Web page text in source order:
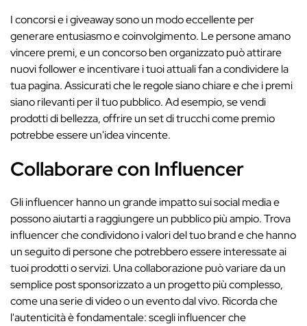
I concorsi e i giveaway sono un modo eccellente per
generare entusiasmo e coinvolgimento. Le persone amano
vincere premi, e un concorso ben organizzato può attirare
nuovi follower e incentivare i tuoi attuali fan a condividere la
tua pagina. Assicurati che le regole siano chiare e che i premi
siano rilevanti per il tuo pubblico. Ad esempio, se vendi
prodotti di bellezza, offrire un set di trucchi come premio
potrebbe essere un'idea vincente.
Collaborare con Influencer
Gli influencer hanno un grande impatto sui social media e
possono aiutarti a raggiungere un pubblico più ampio. Trova
influencer che condividono i valori del tuo brand e che hanno
un seguito di persone che potrebbero essere interessate ai
tuoi prodotti o servizi. Una collaborazione può variare da un
semplice post sponsorizzato a un progetto più complesso,
come una serie di video o un evento dal vivo. Ricorda che
l'autenticità è fondamentale: scegli influencer che